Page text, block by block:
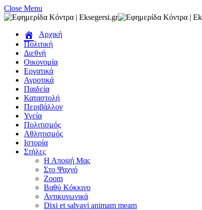
Close Menu
Αρχική
Πολιτική
Διεθνή
Οικονομία
Εργατικά
Αγροτικά
Παιδεία
Καταστολή
Περιβάλλον
Υγεία
Πολιτισμός
Αθλητισμός
Ιστορία
Στήλες
Η Αποψή Μας
Στο Ψαχνό
Zoom
Βαθύ Κόκκινο
Αντικυνωνικά
Dixi et salvavi animam meam